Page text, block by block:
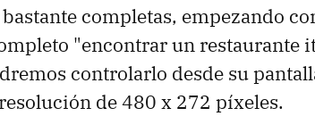
completas, empezando
"encontrar un restaurante
controlarlo desde su
de 480 x 272 píxeles.